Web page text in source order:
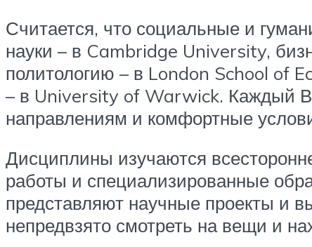
Считается, что социальные и
науки – в Cambridge University,
политологию – в London School of
– в University of Warwick. Каждый
направлениям и комфортные
Дисциплины изучаются
работы и специализированные
представляют научные проекты и
непредвзято смотреть на вещи и